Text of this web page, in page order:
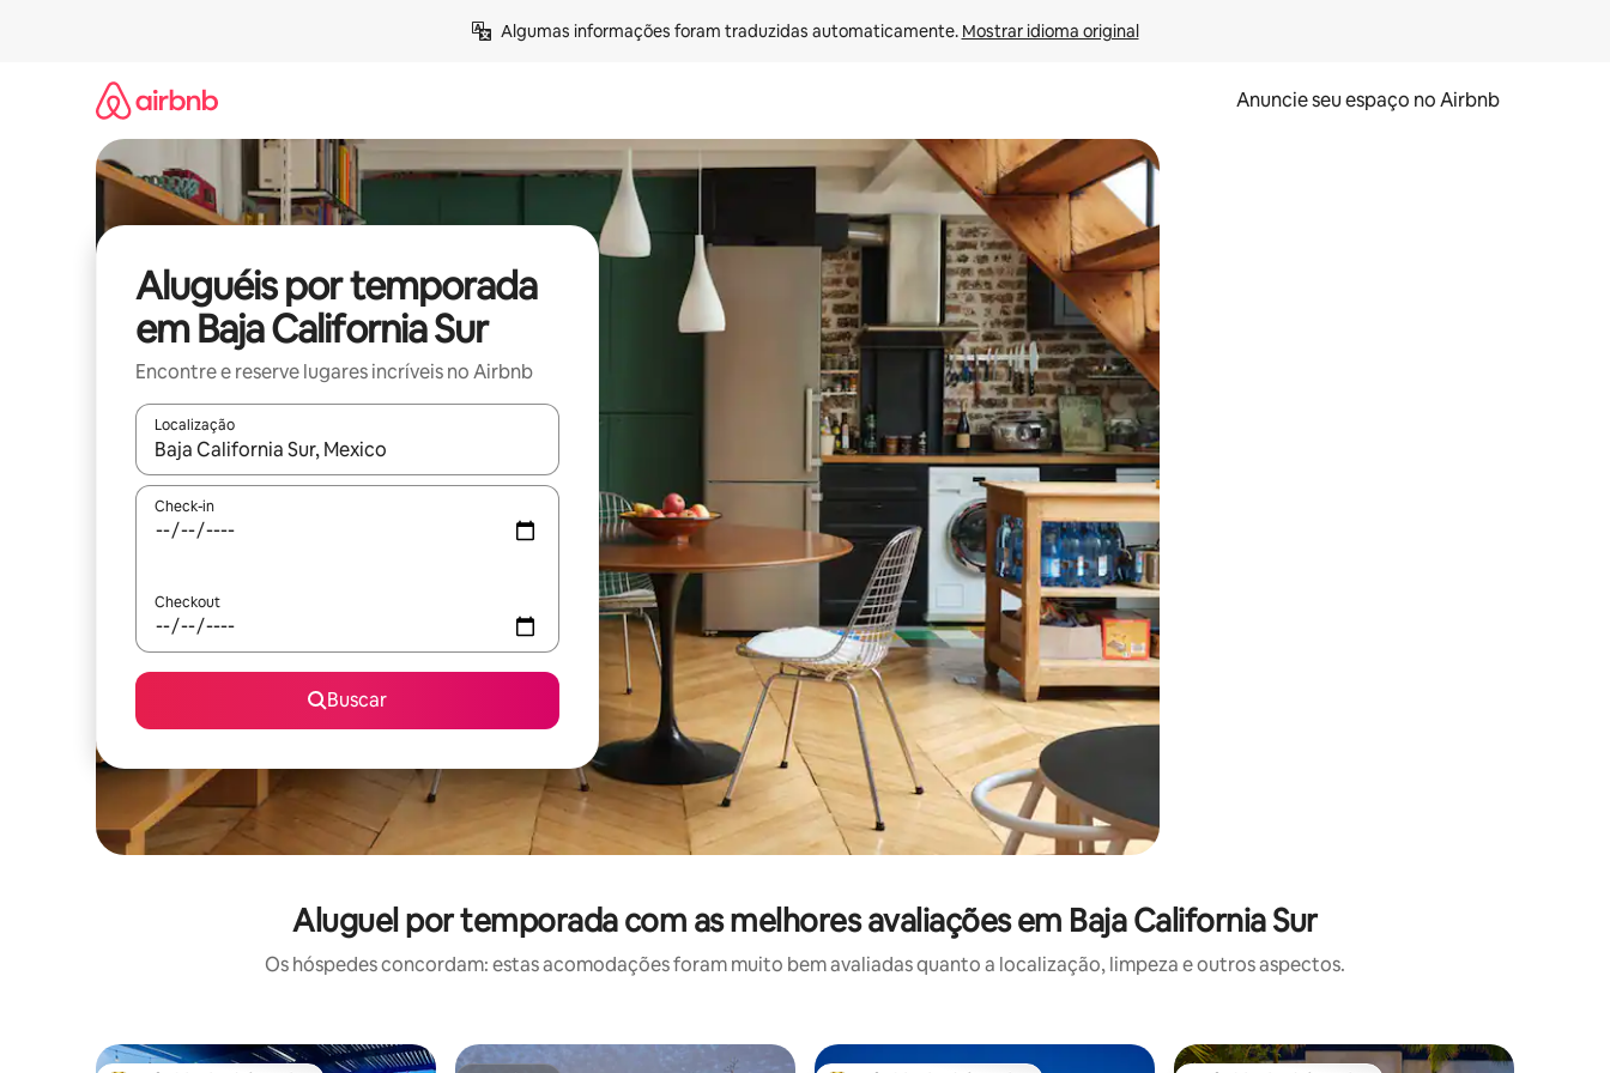
Algumas informações foram traduzidas automaticamente. Mostrar idioma original
Anuncie seu espaço no Airbnb
Aluguéis por temporada
em Baja California Sur
Encontre e reserve lugares incríveis no Airbnb
Localização
Quando os resultados estiverem disponíveis, explore-os usando as seta para cima e para baixo do teclado ou tocando e deslizando o dedo na tela.
Check-in
Checkout
Buscar
Aluguel por temporada com as melhores avaliações em Baja California Sur
Os hóspedes concordam: estas acomodações foram muito bem avaliadas quanto a localização, limpeza e outros aspectos.